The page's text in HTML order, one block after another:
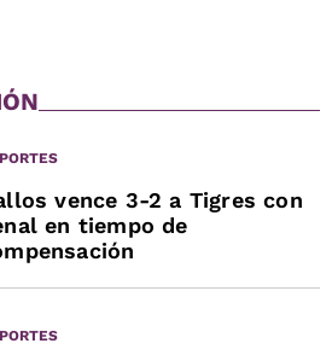
vence 3-2 a Tigres con
en tiempo de